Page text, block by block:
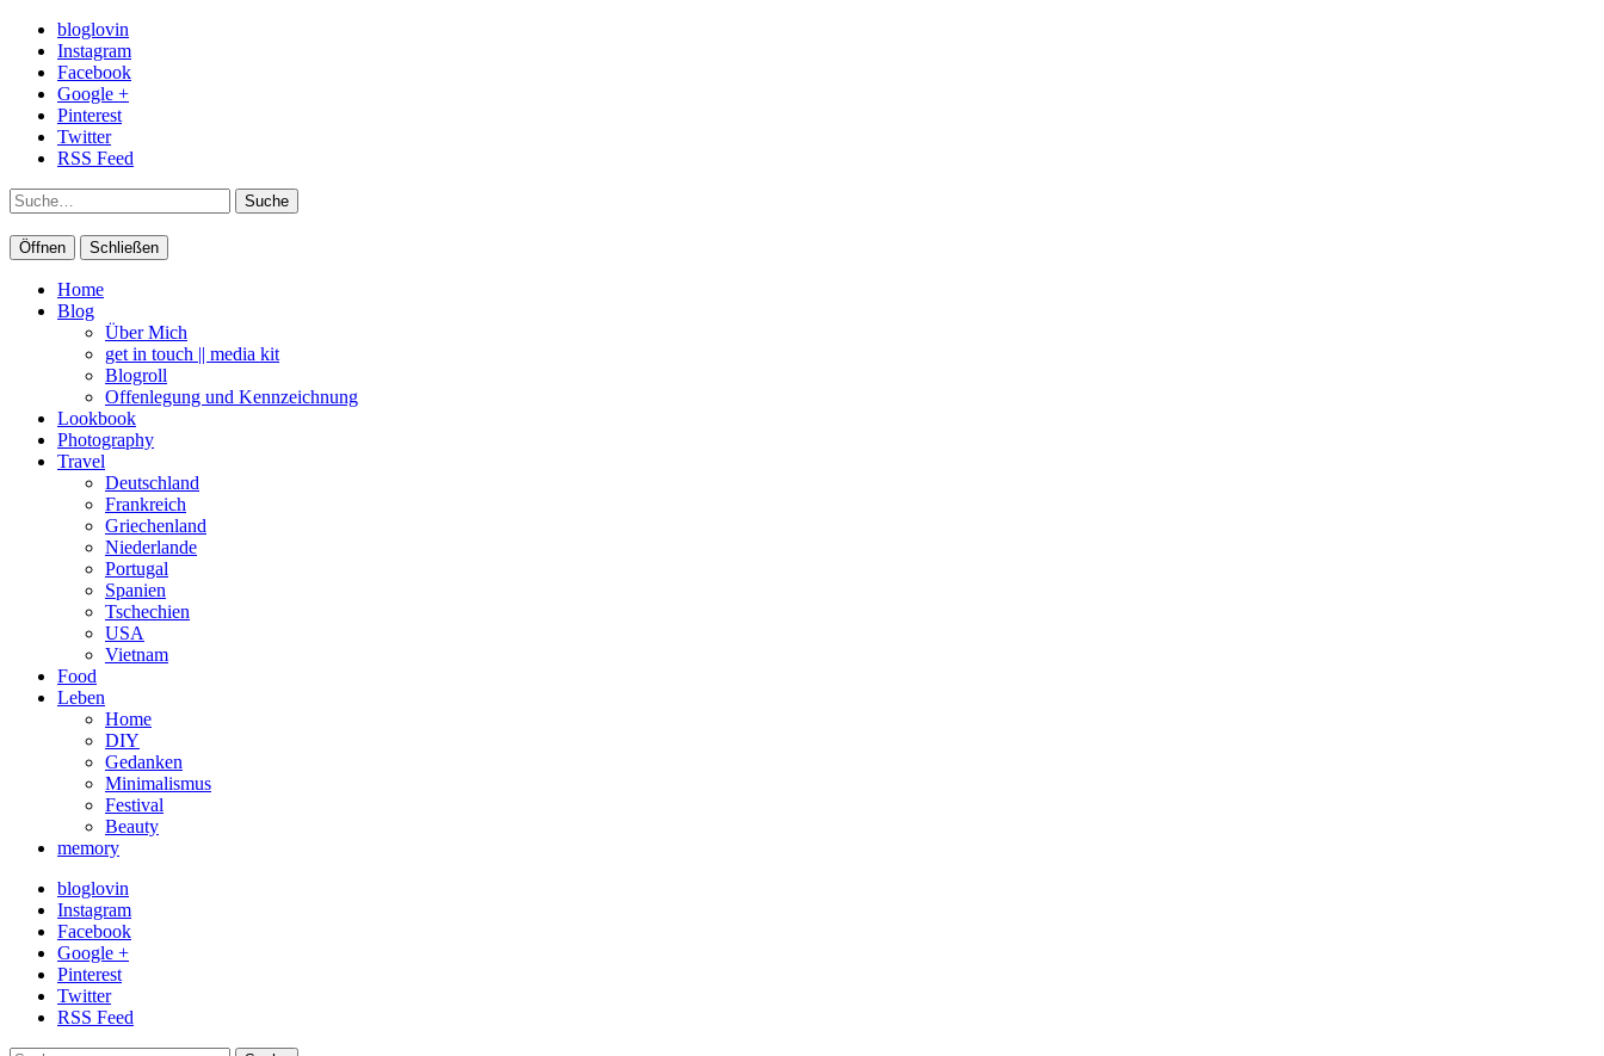
bloglovin
Instagram
Facebook
Google +
Pinterest
Twitter
RSS Feed
Suche
Öffnen Schließen
Home
Blog
Über Mich
get in touch || media kit
Blogroll
Offenlegung und Kennzeichnung
Lookbook
Photography
Travel
Deutschland
Frankreich
Griechenland
Niederlande
Portugal
Spanien
Tschechien
USA
Vietnam
Food
Leben
Home
DIY
Gedanken
Minimalismus
Festival
Beauty
memory
bloglovin
Instagram
Facebook
Google +
Pinterest
Twitter
RSS Feed